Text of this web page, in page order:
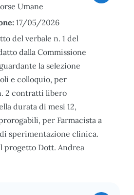
Umane
17/05/2026
del verbale n. 1 del
dalla Commissione
la selezione
e colloquio, per
2 contratti libero
durata di mesi 12,
per Farmacista a
sperimentazione clinica.
progetto Dott. Andrea